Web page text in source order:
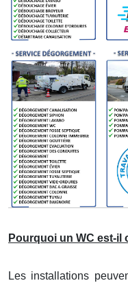
Pourquoi un WC est-il
Les installations